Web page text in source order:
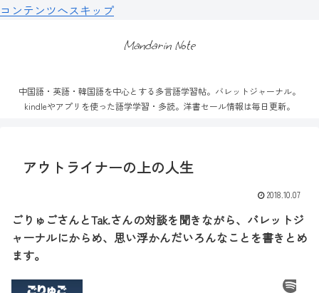
コンテンツへスキップ
Mandarin Note
中国語・英語・韓国語を中心とする多言語学習帖。バレットジャーナル。
kindleやアプリを使った語学学習・多読。洋書セール情報は毎日更新。
アウトライナーの上の人生
2018.10.07
ごりゅごさんとTak.さんの対談を聞きながら、バレットジ
ャーナルにからめ、思い浮かんだいろんなことを書きとめ
ます。